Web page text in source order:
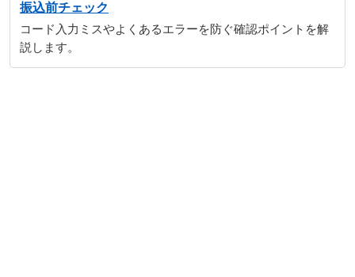
振込前チェック
コード入力ミスやよくあるエラーを防ぐ確認ポイントを解
説します。